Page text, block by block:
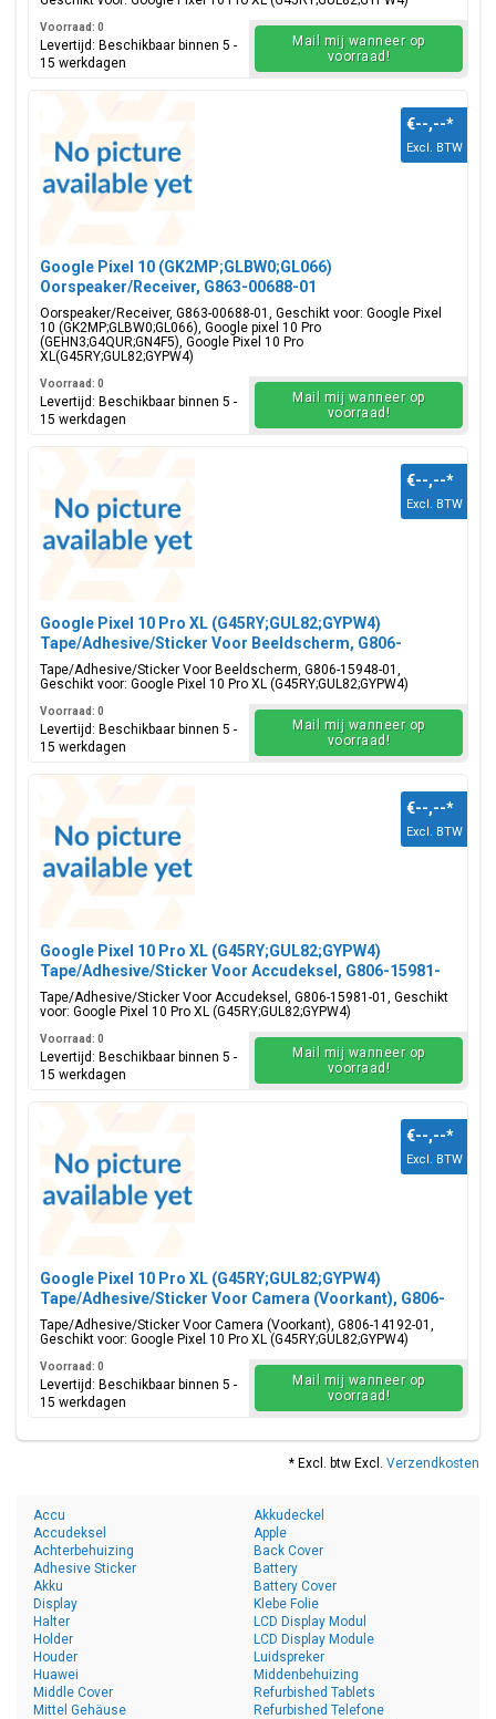
Voorraad: 0
Levertijd: Beschikbaar binnen 5 -
15 werkdagen
Mail mij wanneer op
voorraad!
Google Pixel 10 (GK2MP;GLBW0;GL066)
Oorspeaker/Receiver, G863-00688-01
Oorspeaker/Receiver, G863-00688-01, Geschikt voor: Google Pixel
10 (GK2MP;GLBW0;GL066), Google pixel 10 Pro
(GEHN3;G4QUR;GN4F5), Google Pixel 10 Pro
XL(G45RY;GUL82;GYPW4)
€--,--*
Excl. BTW
Voorraad: 0
Levertijd: Beschikbaar binnen 5 -
15 werkdagen
Mail mij wanneer op
voorraad!
Google Pixel 10 Pro XL (G45RY;GUL82;GYPW4)
Tape/Adhesive/Sticker Voor Beeldscherm, G806-
15948-01
Tape/Adhesive/Sticker Voor Beeldscherm, G806-15948-01,
Geschikt voor: Google Pixel 10 Pro XL (G45RY;GUL82;GYPW4)
€--,--*
Excl. BTW
Voorraad: 0
Levertijd: Beschikbaar binnen 5 -
15 werkdagen
Mail mij wanneer op
voorraad!
Google Pixel 10 Pro XL (G45RY;GUL82;GYPW4)
Tape/Adhesive/Sticker Voor Accudeksel, G806-15981-
01
Tape/Adhesive/Sticker Voor Accudeksel, G806-15981-01, Geschikt
voor: Google Pixel 10 Pro XL (G45RY;GUL82;GYPW4)
€--,--*
Excl. BTW
Voorraad: 0
Levertijd: Beschikbaar binnen 5 -
15 werkdagen
Mail mij wanneer op
voorraad!
Google Pixel 10 Pro XL (G45RY;GUL82;GYPW4)
Tape/Adhesive/Sticker Voor Camera (Voorkant), G806-
14192-01
Tape/Adhesive/Sticker Voor Camera (Voorkant), G806-14192-01,
Geschikt voor: Google Pixel 10 Pro XL (G45RY;GUL82;GYPW4)
€--,--*
Excl. BTW
Voorraad: 0
Levertijd: Beschikbaar binnen 5 -
15 werkdagen
Mail mij wanneer op
voorraad!
* Excl. btw Excl. Verzendkosten
Accu
Accudeksel
Achterbehuizing
Adhesive Sticker
Akku
Akkudeckel
Apple
Back Cover
Battery
Battery Cover
Display
Halter
Holder
Houder
Huawei
Klebe Folie
LCD Display Modul
LCD Display Module
Luidspreker
Middenbehuizing
Middle Cover
Mittel Gehäuse
Refurbished Tablets
Refurbished Telefone